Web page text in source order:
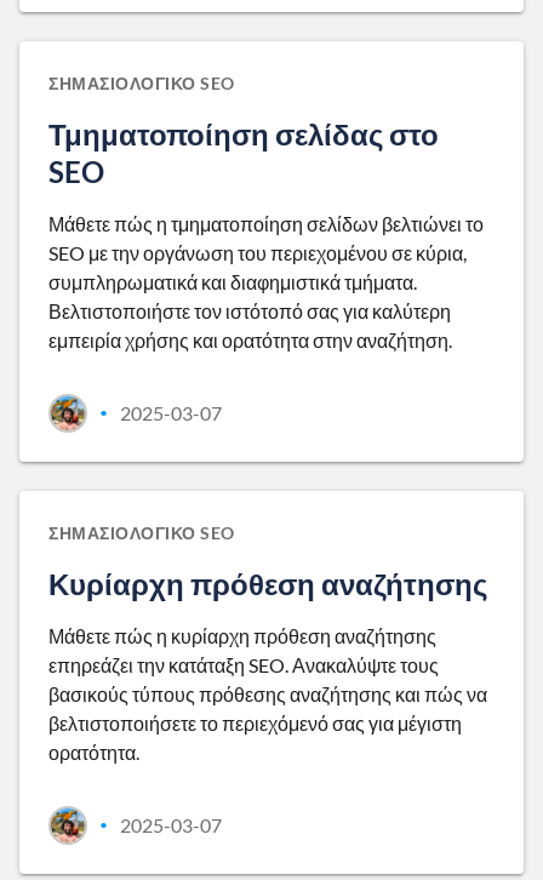
ΣΗΜΑΣΙΟΛΟΓΙΚΌ SEO
Τμηματοποίηση σελίδας στο
SEO
Μάθετε πώς η τμηματοποίηση σελίδων βελτιώνει το
SEO με την οργάνωση του περιεχομένου σε κύρια,
συμπληρωματικά και διαφημιστικά τμήματα.
Βελτιστοποιήστε τον ιστότοπό σας για καλύτερη
εμπειρία χρήσης και ορατότητα στην αναζήτηση.
• 2025-03-07
ΣΗΜΑΣΙΟΛΟΓΙΚΌ SEO
Κυρίαρχη πρόθεση αναζήτησης
Μάθετε πώς η κυρίαρχη πρόθεση αναζήτησης
επηρεάζει την κατάταξη SEO. Ανακαλύψτε τους
βασικούς τύπους πρόθεσης αναζήτησης και πώς να
βελτιστοποιήσετε το περιεχόμενό σας για μέγιστη
ορατότητα.
• 2025-03-07